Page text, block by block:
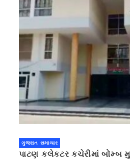
ગુજરાત સમાચાર
પાટણ કલેકટર કચેરીમાં બોમ્બ